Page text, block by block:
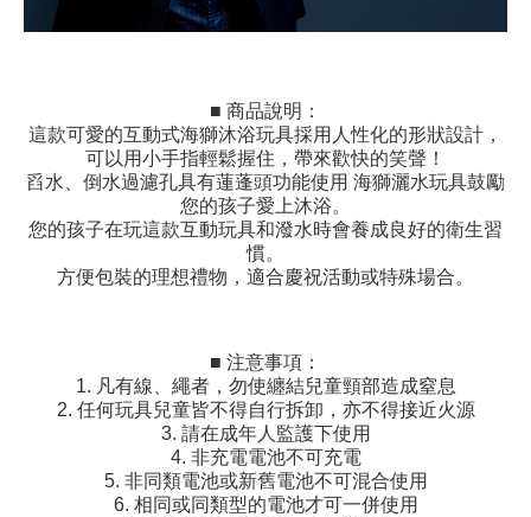
■ 商品說明：
這款可愛的互動式海獅沐浴玩具採用人性化的形狀設計，
可以用小手指輕鬆握住，帶來歡快的笑聲！
舀水、倒水過濾孔具有蓮蓬頭功能使用 海獅灑水玩具鼓勵
您的孩子愛上沐浴。
您的孩子在玩這款互動玩具和潑水時會養成良好的衛生習
慣。
方便包裝的理想禮物，適合慶祝活動或特殊場合。
■ 注意事項：
1. 凡有線、繩者，勿使纏結兒童頸部造成窒息
2. 任何玩具兒童皆不得自行拆卸，亦不得接近火源
3. 請在成年人監護下使用
4. 非充電電池不可充電
5. 非同類電池或新舊電池不可混合使用
6. 相同或同類型的電池才可一併使用